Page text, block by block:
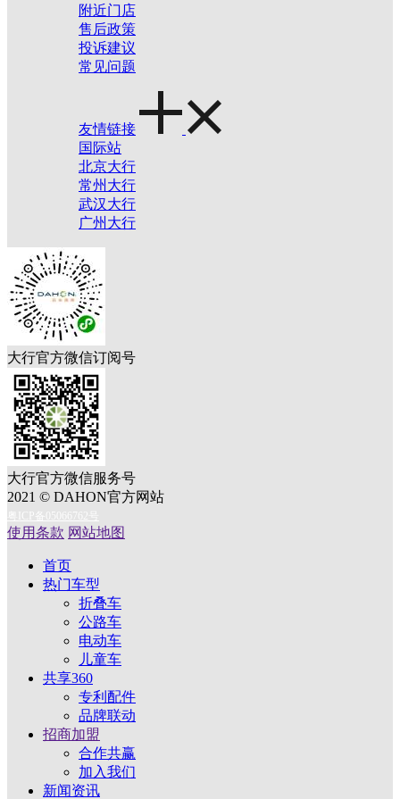
附近门店
售后政策
投诉建议
常见问题
友情链接
国际站
北京大行
常州大行
武汉大行
广州大行
大行官方微信订阅号
大行官方微信服务号
2021 © DAHON官方网站
粤ICP备05066762号
使用条款 网站地图
首页
热门车型
折叠车
公路车
电动车
儿童车
共享360
专利配件
品牌联动
招商加盟
合作共赢
加入我们
新闻资讯